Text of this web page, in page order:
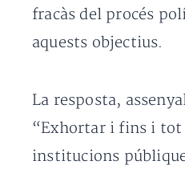
fracàs del procés
aquests objectius.
La resposta,
“Exhortar i fins i tot
institucions